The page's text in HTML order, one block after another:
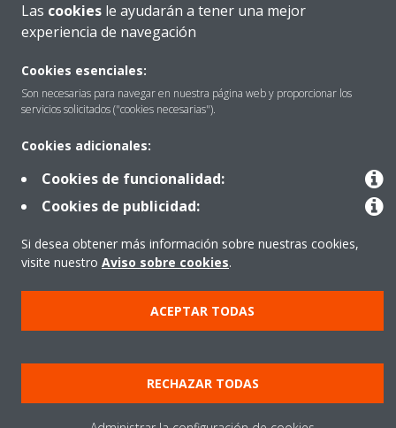
Quiénes somos
Destacados
Copyright © Daikin
Las cookies le ayudarán a tener una mejor
experiencia de navegación
Cookies esenciales:
Son necesarias para navegar en nuestra página web y proporcionar los
servicios solicitados ("cookies necesarias").
Cookies adicionales:
Cookies de funcionalidad:
Cookies de publicidad:
Si desea obtener más información sobre nuestras cookies,
visite nuestro Aviso sobre cookies.
ACEPTAR TODAS
RECHAZAR TODAS